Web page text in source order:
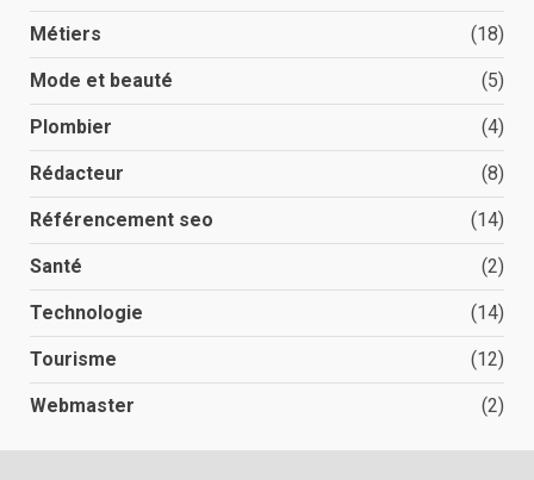
Métiers (18)
Mode et beauté (5)
Plombier (4)
Rédacteur (8)
Référencement seo (14)
Santé (2)
Technologie (14)
Tourisme (12)
Webmaster (2)